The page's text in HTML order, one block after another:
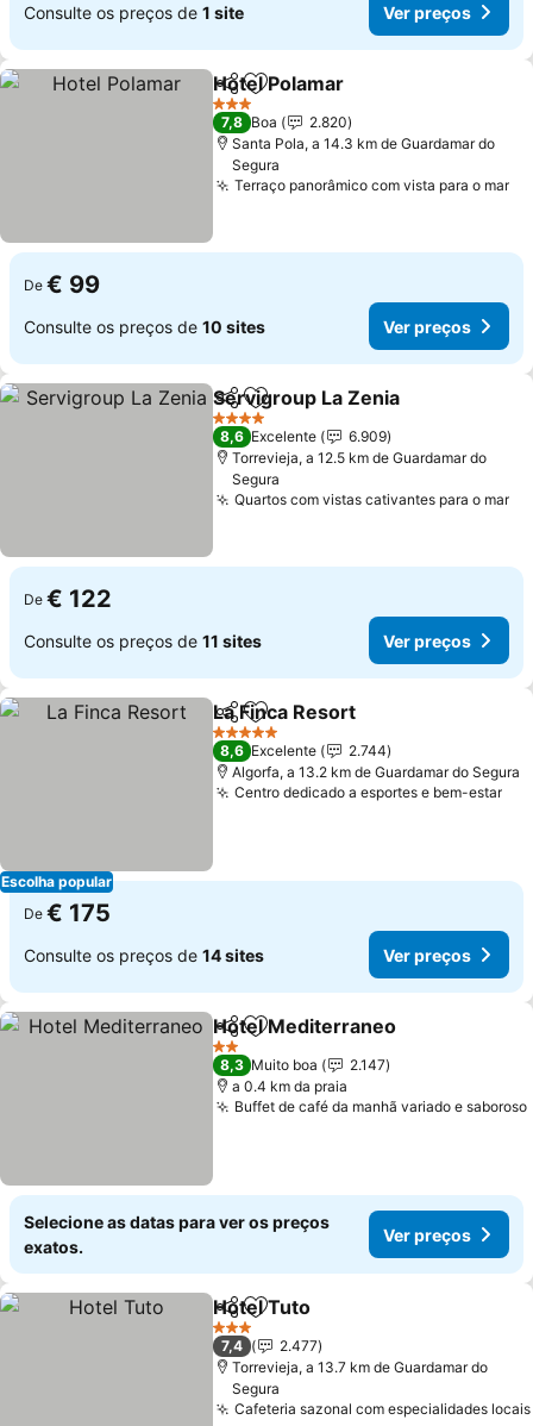
Consulte os preços de 1 site Ver preços
PartilharAdicionar aos favoritos
Hotel Polamar
3 Estrelas
7,8 Boa
2.820
Santa Pola, a 14.3 km de Guardamar do
Segura
Terraço panorâmico com vista para o mar
De € 99
Consulte os preços de 10 sites Ver preços
PartilharAdicionar aos favoritos
Servigroup La Zenia
4 Estrelas
8,6 Excelente
6.909
Torrevieja, a 12.5 km de Guardamar do
Segura
Quartos com vistas cativantes para o mar
De € 122
Consulte os preços de 11 sites Ver preços
Escolha popular
PartilharAdicionar aos favoritos
La Finca Resort
5 Estrelas
8,6 Excelente
2.744
Algorfa, a 13.2 km de Guardamar do Segura
Centro dedicado a esportes e bem-estar
De € 175
Consulte os preços de 14 sites Ver preços
PartilharAdicionar aos favoritos
Hotel Mediterraneo
2 Estrelas
8,3 Muito boa
2.147
a 0.4 km da praia
Buffet de café da manhã variado e saboroso
Selecione as datas para ver os preços
exatos.
Ver preços
PartilharAdicionar aos favoritos
Hotel Tuto
3 Estrelas
7,4
2.477
Torrevieja, a 13.7 km de Guardamar do
Segura
Cafeteria sazonal com especialidades locais